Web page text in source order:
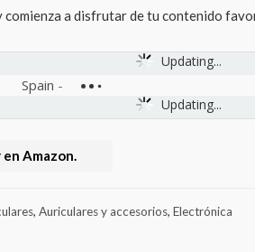
comienza a disfrutar de tu contenido
Updating...
Updating...
Spain -
Amazon.
, Auriculares y accesorios, Electrónica